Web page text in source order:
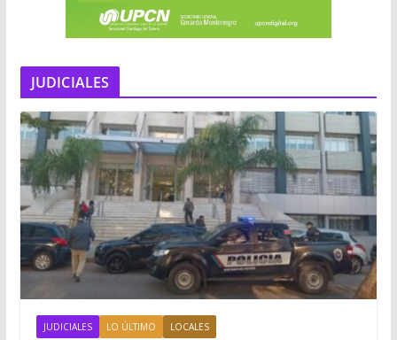
JUDICIALES
JUDICIALES LO ÚLTIMO LOCALES